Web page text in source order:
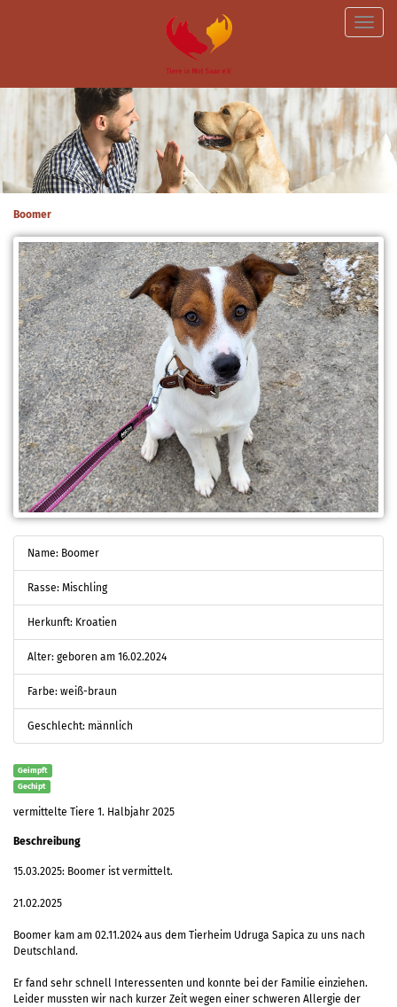
Toggle
Boomer
Name: Boomer
Rasse: Mischling
Herkunft: Kroatien
Alter: geboren am 16.02.2024
Farbe: weiß-braun
Geschlecht: männlich
Geimpft
Gechipt
vermittelte Tiere 1. Halbjahr 2025
Beschreibung
15.03.2025: Boomer ist vermittelt.
21.02.2025
Boomer kam am 02.11.2024 aus dem Tierheim Udruga Sapica zu uns nach
Deutschland.
Er fand sehr schnell Interessenten und konnte bei der Familie einziehen.
Leider mussten wir nach kurzer Zeit wegen einer schweren Allergie der